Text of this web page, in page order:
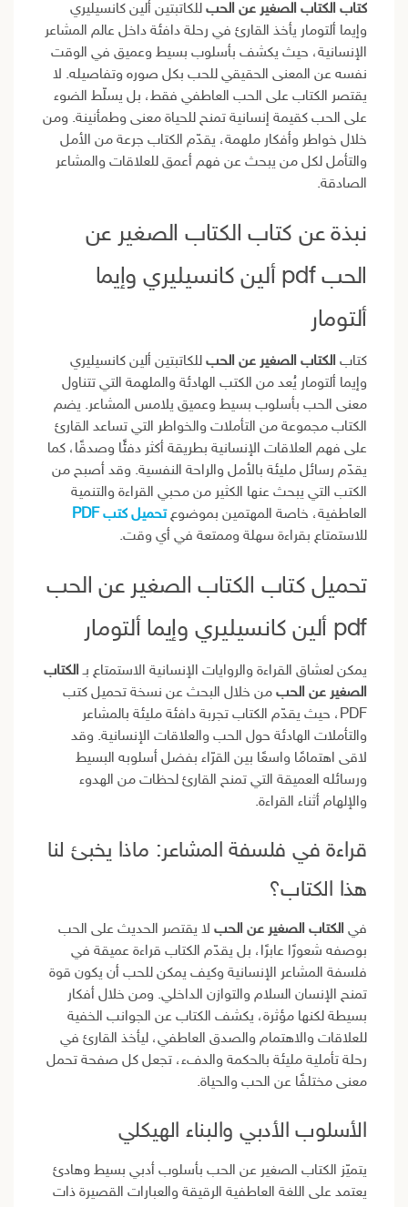
كتاب الكتاب الصغير عن الحب للكاتبتين ألين كانسيليري
وإيما ألتومار يأخذ القارئ في رحلة دافئة داخل عالم المشاعر
الإنسانية، حيث يكشف بأسلوب بسيط وعميق في الوقت
نفسه عن المعنى الحقيقي للحب بكل صوره وتفاصيله. لا
يقتصر الكتاب على الحب العاطفي فقط، بل يسلّط الضوء
على الحب كقيمة إنسانية تمنح للحياة معنى وطمأنينة. ومن
خلال خواطر وأفكار ملهمة، يقدّم الكتاب جرعة من الأمل
والتأمل لكل من يبحث عن فهم أعمق للعلاقات والمشاعر
الصادقة.
نبذة عن كتاب الكتاب الصغير عن
الحب pdf ألين كانسيليري وإيما
ألتومار
كتاب الكتاب الصغير عن الحب للكاتبتين ألين كانسيليري
وإيما ألتومار يُعد من الكتب الهادئة والملهمة التي تتناول
معنى الحب بأسلوب بسيط وعميق يلامس المشاعر. يضم
الكتاب مجموعة من التأملات والخواطر التي تساعد القارئ
على فهم العلاقات الإنسانية بطريقة أكثر دفئًا وصدقًا، كما
يقدّم رسائل مليئة بالأمل والراحة النفسية. وقد أصبح من
الكتب التي يبحث عنها الكثير من محبي القراءة والتنمية
العاطفية، خاصة المهتمين بموضوعتحميل كتب PDF
للاستمتاع بقراءة سهلة وممتعة في أي وقت.
تحميل كتاب الكتاب الصغير عن الحب
pdf ألين كانسيليري وإيما ألتومار
يمكن لعشاق القراءة والروايات الإنسانية الاستمتاع بـ الكتاب
الصغير عن الحب من خلال البحث عن نسخة تحميل كتب
PDF، حيث يقدّم الكتاب تجربة دافئة مليئة بالمشاعر
والتأملات الهادئة حول الحب والعلاقات الإنسانية. وقد
لاقى اهتمامًا واسعًا بين القرّاء بفضل أسلوبه البسيط
ورسائله العميقة التي تمنح القارئ لحظات من الهدوء
والإلهام أثناء القراءة.
قراءة في فلسفة المشاعر: ماذا يخبئ لنا
هذا الكتاب؟
في الكتاب الصغير عن الحب لا يقتصر الحديث على الحب
بوصفه شعورًا عابرًا، بل يقدّم الكتاب قراءة عميقة في
فلسفة المشاعر الإنسانية وكيف يمكن للحب أن يكون قوة
تمنح الإنسان السلام والتوازن الداخلي. ومن خلال أفكار
بسيطة لكنها مؤثرة، يكشف الكتاب عن الجوانب الخفية
للعلاقات والاهتمام والصدق العاطفي، ليأخذ القارئ في
رحلة تأملية مليئة بالحكمة والدفء، تجعل كل صفحة تحمل
معنى مختلفًا عن الحب والحياة.
الأسلوب الأدبي والبناء الهيكلي
يتميّز الكتاب الصغير عن الحب بأسلوب أدبي بسيط وهادئ
يعتمد على اللغة العاطفية الرقيقة والعبارات القصيرة ذات